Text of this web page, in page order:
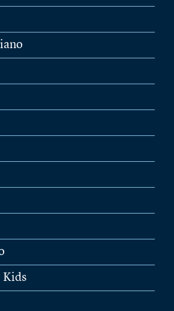
Kids